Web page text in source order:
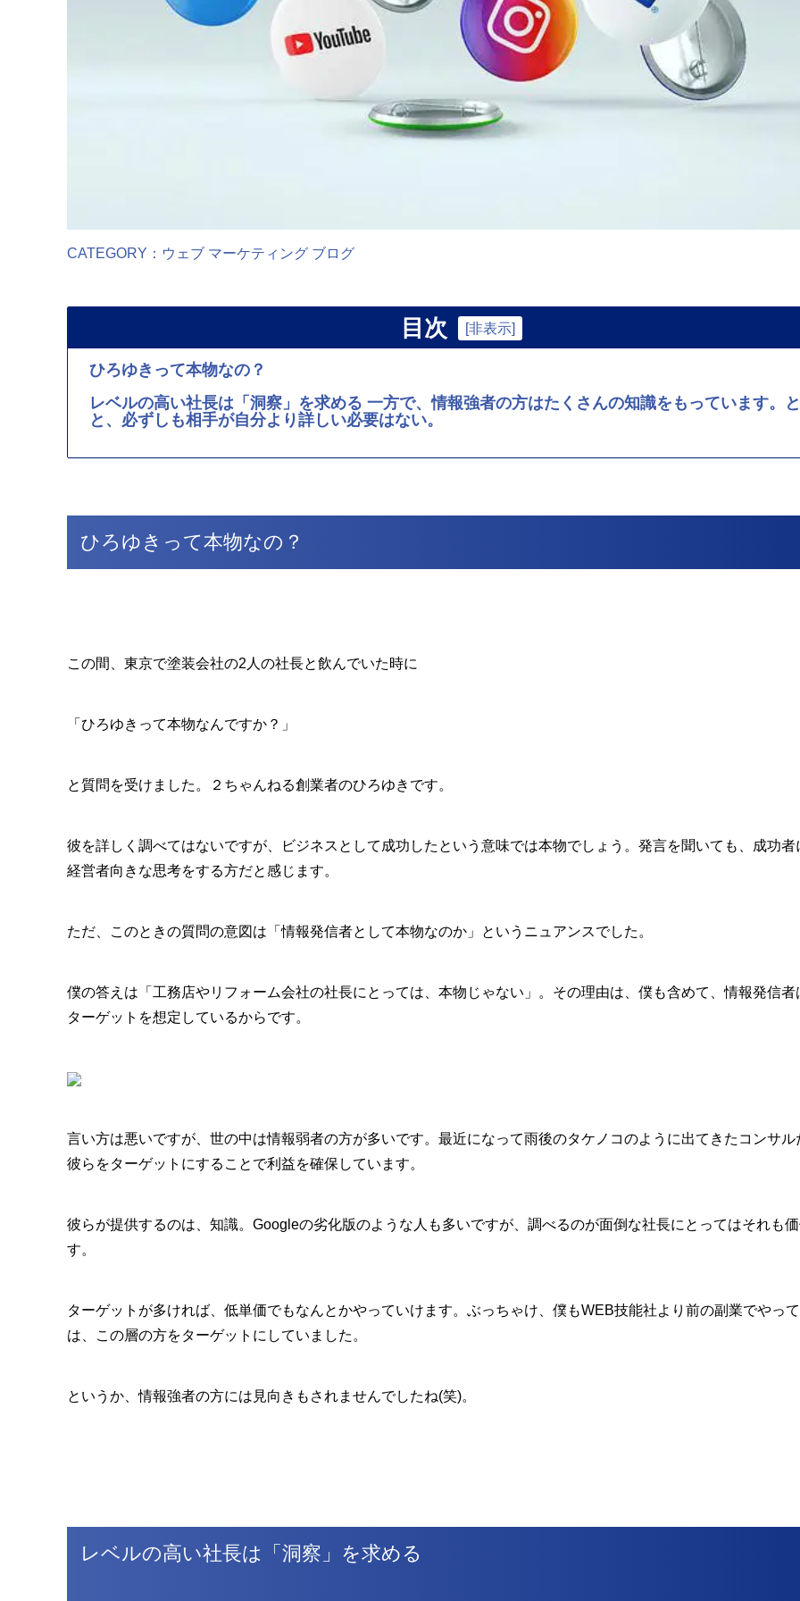
CATEGORY： ウェブ マーケティング ブログ
目次 [非表示]
ひろゆきって本物なの？
レベルの高い社長は「洞察」を求める 一方で、情報強者の方はたくさんの知識をもっています。
と、必ずしも相手が自分より詳しい必要はない。
ひろゆきって本物なの？
この間、東京で塗装会社の2人の社長と飲んでいた時に
「ひろゆきって本物なんですか？」
と質問を受けました。２ちゃんねる創業者のひろゆきです。
彼を詳しく調べてはないですが、ビジネスとして成功したという意味では本物でしょう。発言を聞いても、成功者
経営者向きな思考をする方だと感じます。
ただ、このときの質問の意図は「情報発信者として本物なのか」というニュアンスでした。
僕の答えは「工務店やリフォーム会社の社長にとっては、本物じゃない」。その理由は、僕も含めて、情報発信者
ターゲットを想定しているからです。
言い方は悪いですが、世の中は情報弱者の方が多いです。最近になって雨後のタケノコのように出てきたコンサル
彼らをターゲットにすることで利益を確保しています。
彼らが提供するのは、知識。Googleの劣化版のような人も多いですが、調べるのが面倒な社長にとってはそれも
す。
ターゲットが多ければ、低単価でもなんとかやっていけます。ぶっちゃけ、僕もWEB技能社より前の副業でやっ
は、この層の方をターゲットにしていました。
というか、情報強者の方には見向きもされませんでしたね(笑)。
レベルの高い社長は「洞察」を求める